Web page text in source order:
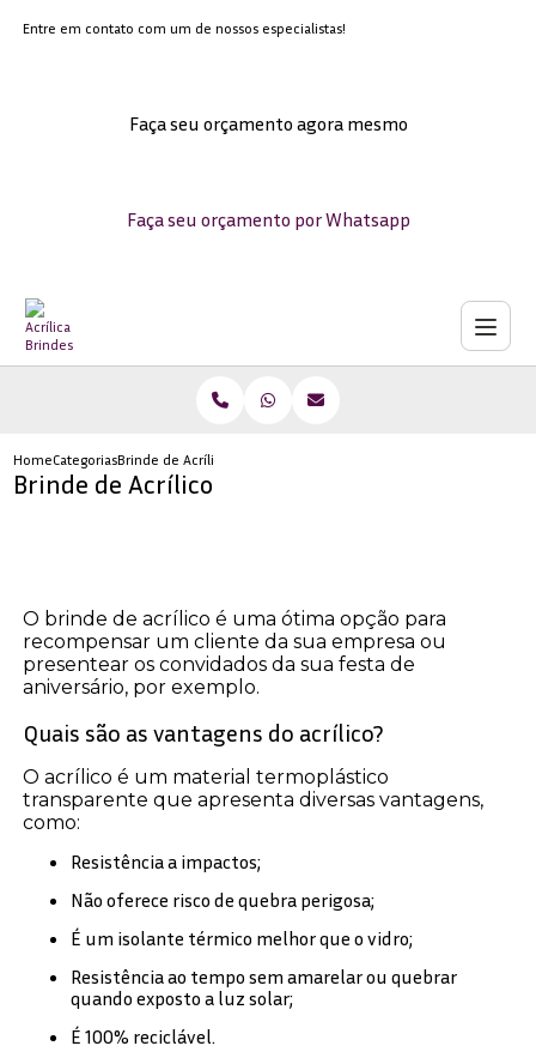
Entre em contato com um de nossos especialistas!
Faça seu orçamento agora mesmo
Faça seu orçamento por Whatsapp
HomeCategoriasBrinde de Acrílico
Brinde de Acrílico
O brinde de acrílico é uma ótima opção para
recompensar um cliente da sua empresa ou
presentear os convidados da sua festa de
aniversário, por exemplo.
Quais são as vantagens do acrílico?
O acrílico é um material termoplástico
transparente que apresenta diversas vantagens,
como:
Resistência a impactos;
Não oferece risco de quebra perigosa;
É um isolante térmico melhor que o vidro;
Resistência ao tempo sem amarelar ou quebrar
quando exposto a luz solar;
É 100% reciclável.